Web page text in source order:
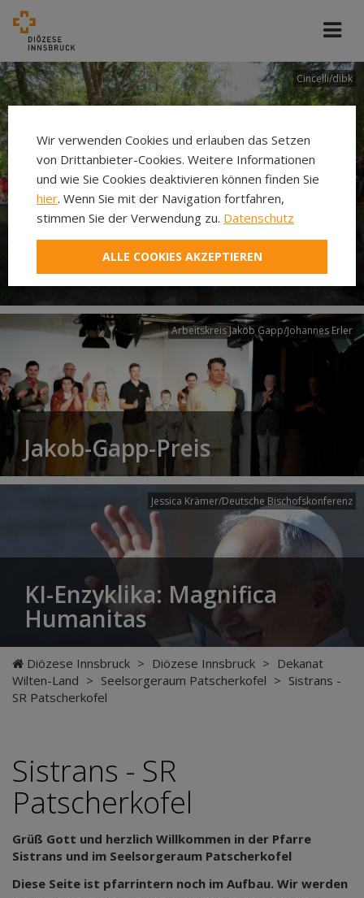
Cincelli/dibk
Neuer Pilgerweg Via
Laudato si’
Arbeitskreis Jakob Gapp/Johannes Erler
Jakob-Gapp-Preis
Jessica Krämer/Deutsche Bischofskonferenz
KI-Enzyklika: Magnifica
Humanitas
Diözese Innsbruck > Diözese Innsbruck > Dekanat
Wilten-Land > Seelsorgeraum Patscherkofel > Sistrans -
SR Patscherkofel
Sistrans - SR
Patscherkofel
Grüß Gott und herzlich Willkommen in der Pfarre
Sistrans und im Seelsorgeraum Patscherkofel
Diese Seite ist pfarrintern noch im Aufbau. Wir werden
Wir verwenden Cookies und erlauben das Setzen
von Drittanbieter-Cookies. Weitere Informationen
und wie Sie Cookies deaktivieren können finden Sie
hier. Wenn Sie mit der Navigation fortfahren,
stimmen Sie der Verwendung zu. Datenschutz
ALLE COOKIES AKZEPTIEREN